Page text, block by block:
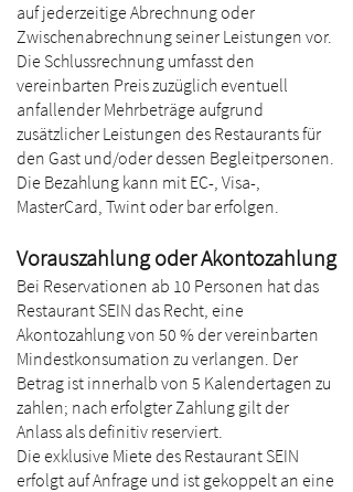
auf jederzeitige Abrechnung oder
Zwischenabrechnung seiner Leistungen vor.
Die Schlussrechnung umfasst den
vereinbarten Preis zuzüglich eventuell
anfallender Mehrbeträge aufgrund
zusätzlicher Leistungen des Restaurants für
den Gast und/oder dessen Begleitpersonen.
Die Bezahlung kann mit EC-, Visa-,
MasterCard, Twint oder bar erfolgen.
Vorauszahlung oder Akontozahlung
Bei Reservationen ab 10 Personen hat das
Restaurant SEIN das Recht, eine
Akontozahlung von 50 % der vereinbarten
Mindestkonsumation zu verlangen. Der
Betrag ist innerhalb von 5 Kalendertagen zu
zahlen; nach erfolgter Zahlung gilt der
Anlass als definitiv reserviert.
Die exklusive Miete des Restaurant SEIN
erfolgt auf Anfrage und ist gekoppelt an eine